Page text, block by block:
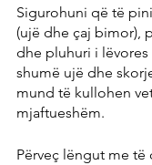
Sigurohuni që të
(ujë dhe çaj bimor),
dhe pluhuri i
shumë ujë dhe
mund të kullohen
mjaftueshëm.
Përveç lëngut me të